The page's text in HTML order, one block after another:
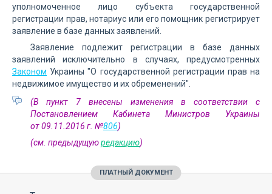
уполномоченное лицо субъекта государственной
регистрации прав, нотариус или его помощник регистрирует
заявление в базе данных заявлений.
Заявление подлежит регистрации в базе данных
заявлений исключительно в случаях, предусмотренных
Законом Украины "О государственной регистрации прав на
недвижимое имущество и их обременений".
(В пункт 7 внесены изменения в соответствии с
Постановлением Кабинета Министров Украины
от 09.11.2016 г. №806)
(см. предыдущуюредакцию)
ПЛАТНЫЙ ДОКУМЕНТ